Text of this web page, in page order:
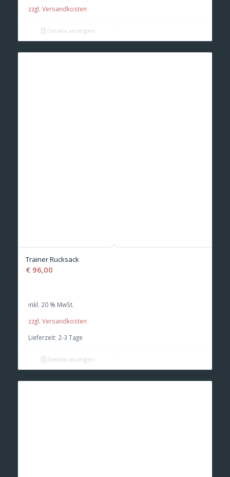
zzgl. Versandkosten
Details anzeigen
Trainer Rucksack
€96,00
inkl. 20 % MwSt.
zzgl. Versandkosten
Lieferzeit: 2-3 Tage
Details anzeigen